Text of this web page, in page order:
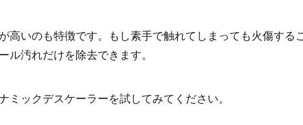
高いのも特徴です。もし素手で触れてしまっても火傷する
汚れだけを除去できます。
ックデスケーラーを試してみてください。